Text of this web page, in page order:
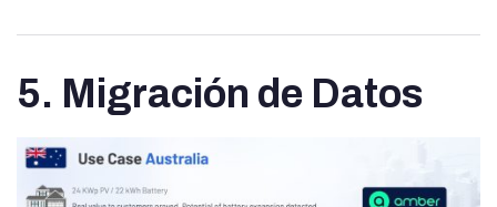
5. Migración de Datos